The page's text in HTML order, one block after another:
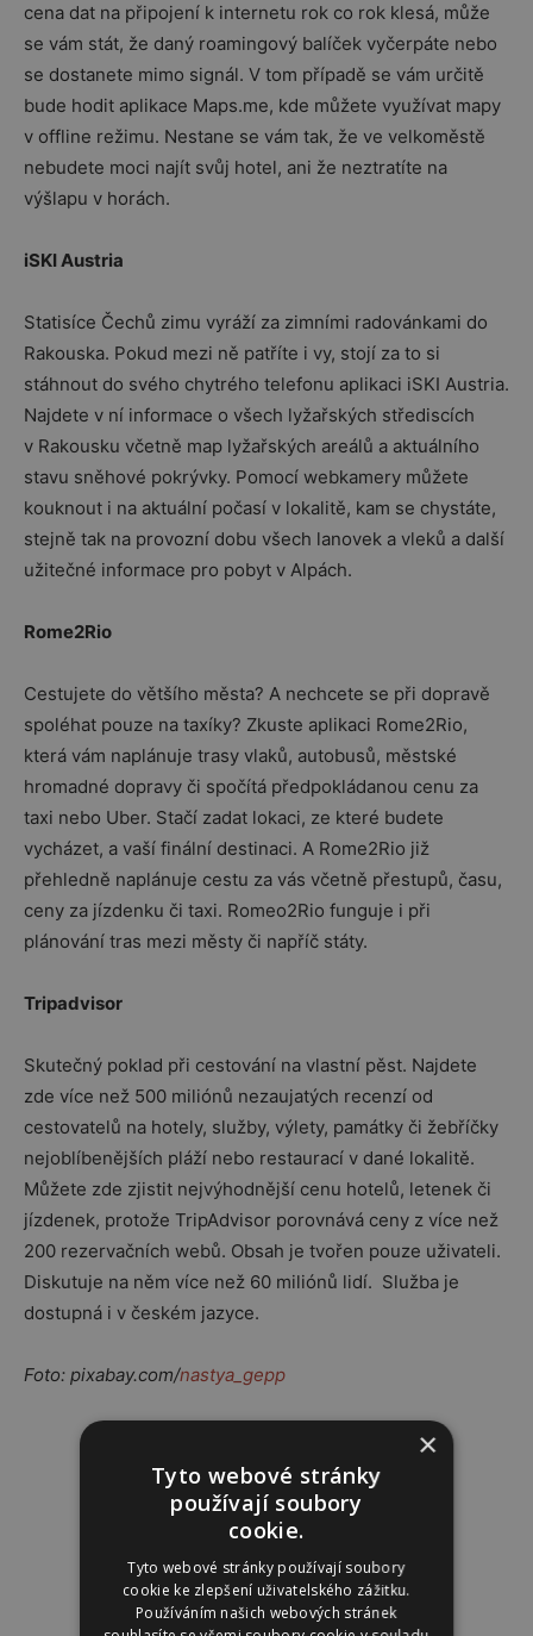
cena dat na připojení k internetu rok co rok klesá, může
se vám stát, že daný roamingový balíček vyčerpáte nebo
se dostanete mimo signál. V tom případě se vám určitě
bude hodit aplikace Maps.me, kde můžete využívat mapy
v offline režimu. Nestane se vám tak, že ve velkoměstě
nebudete moci najít svůj hotel, ani že neztratíte na
výšlapu v horách.
iSKI Austria
Statisíce Čechů zimu vyráží za zimními radovánkami do
Rakouska. Pokud mezi ně patříte i vy, stojí za to si
stáhnout do svého chytrého telefonu aplikaci iSKI Austria.
Najdete v ní informace o všech lyžařských střediscích
v Rakousku včetně map lyžařských areálů a aktuálního
stavu sněhové pokrývky. Pomocí webkamery můžete
kouknout i na aktuální počasí v lokalitě, kam se chystáte,
stejně tak na provozní dobu všech lanovek a vleků a další
užitečné informace pro pobyt v Alpách.
Rome2Rio
Cestujete do většího města? A nechcete se při dopravě
spoléhat pouze na taxíky? Zkuste aplikaci Rome2Rio,
která vám naplánuje trasy vlaků, autobusů, městské
hromadné dopravy či spočítá předpokládanou cenu za
taxi nebo Uber. Stačí zadat lokaci, ze které budete
vycházet, a vaší finální destinaci. A Rome2Rio již
přehledně naplánuje cestu za vás včetně přestupů, času,
ceny za jízdenku či taxi. Romeo2Rio funguje i při
plánování tras mezi městy či napříč státy.
Tripadvisor
Skutečný poklad při cestování na vlastní pěst. Najdete
zde více než 500 miliónů nezaujatých recenzí od
cestovatelů na hotely, služby, výlety, památky či žebříčky
nejoblíbenějších pláží nebo restaurací v dané lokalitě.
Můžete zde zjistit nejvýhodnější cenu hotelů, letenek či
jízdenek, protože TripAdvisor porovnává ceny z více než
200 rezervačních webů. Obsah je tvořen pouze uživateli.
Diskutuje na něm více než 60 miliónů lidí. Služba je
dostupná i v českém jazyce.
Foto: pixabay.com/nastya_gepp
×
Tyto webové stránky
používají soubory
cookie.
Tyto webové stránky používají soubory
cookie ke zlepšení uživatelského zážitku.
Používáním našich webových stránek